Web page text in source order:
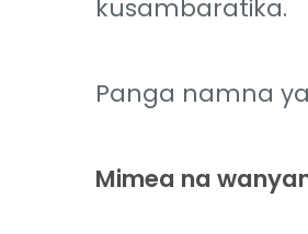
kusambaratika.
Panga namna
Mimea na